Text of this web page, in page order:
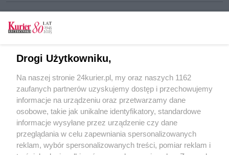
Lepkie ręce sprzątaczki
Gdzie jest Władysław?
Poszukiwana buszowała w sąsiednim pokoju
POGODA
Drogi Użytkowniku,
Na naszej stronie 24kurier.pl, my oraz naszych 1162
zaufanych partnerów uzyskujemy dostęp i przechowujemy
informacje na urządzeniu oraz przetwarzamy dane
osobowe, takie jak unikalne identyfikatory, standardowe
informacje wysyłane przez urządzenie czy dane
przeglądania w celu zapewniania spersonalizowanych
reklam, wybór spersonalizowanych treści, pomiar reklam i